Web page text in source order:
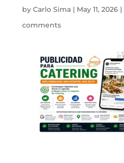
by Carlo Sima| May 11, 2026|
comments